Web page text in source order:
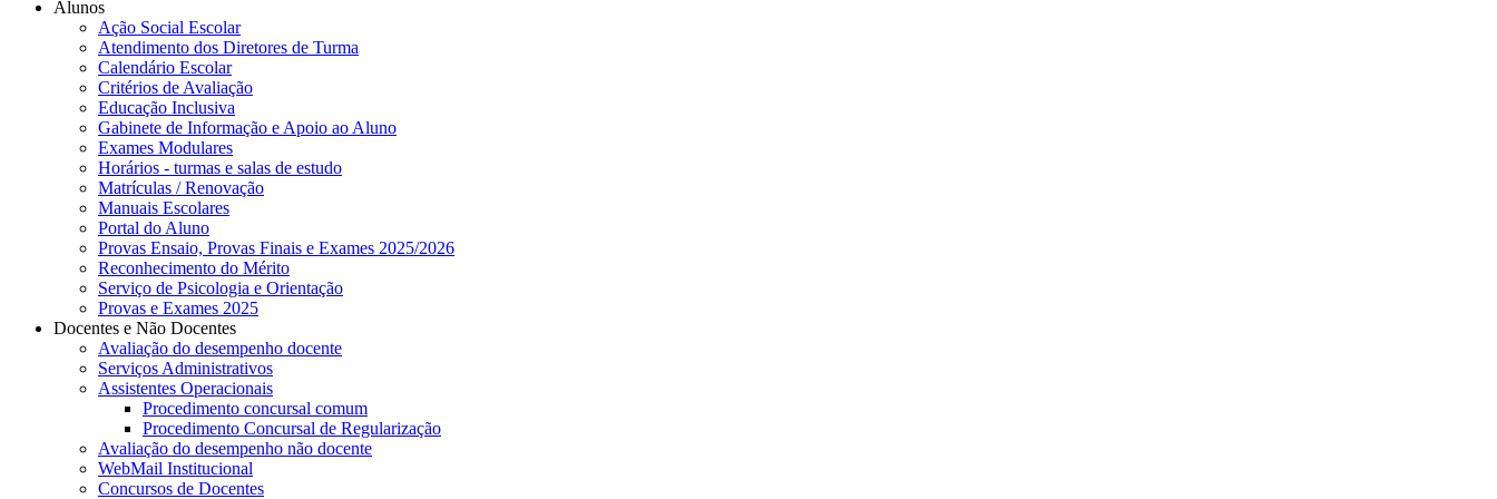
Alunos
Ação Social Escolar
Atendimento dos Diretores de Turma
Calendário Escolar
Critérios de Avaliação
Educação Inclusiva
Gabinete de Informação e Apoio ao Aluno
Exames Modulares
Horários - turmas e salas de estudo
Matrículas / Renovação
Manuais Escolares
Portal do Aluno
Provas Ensaio, Provas Finais e Exames 2025/2026
Reconhecimento do Mérito
Serviço de Psicologia e Orientação
Provas e Exames 2025
Docentes e Não Docentes
Avaliação do desempenho docente
Serviços Administrativos
Assistentes Operacionais
Procedimento concursal comum
Procedimento Concursal de Regularização
Avaliação do desempenho não docente
WebMail Institucional
Concursos de Docentes